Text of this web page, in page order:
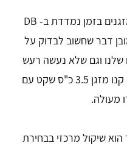
רמת הרעש במזגנים בזמן נמדדת ב- DB
19 - 60. זה כמובן דבר שחשוב לבדוק על
וגם שלא נעשה רעש
לעצמנו בזמן שהמזגן פועל. קנו מזגן 3.5 כ"ס שקט עם
שיקול מרכזי בבחירת